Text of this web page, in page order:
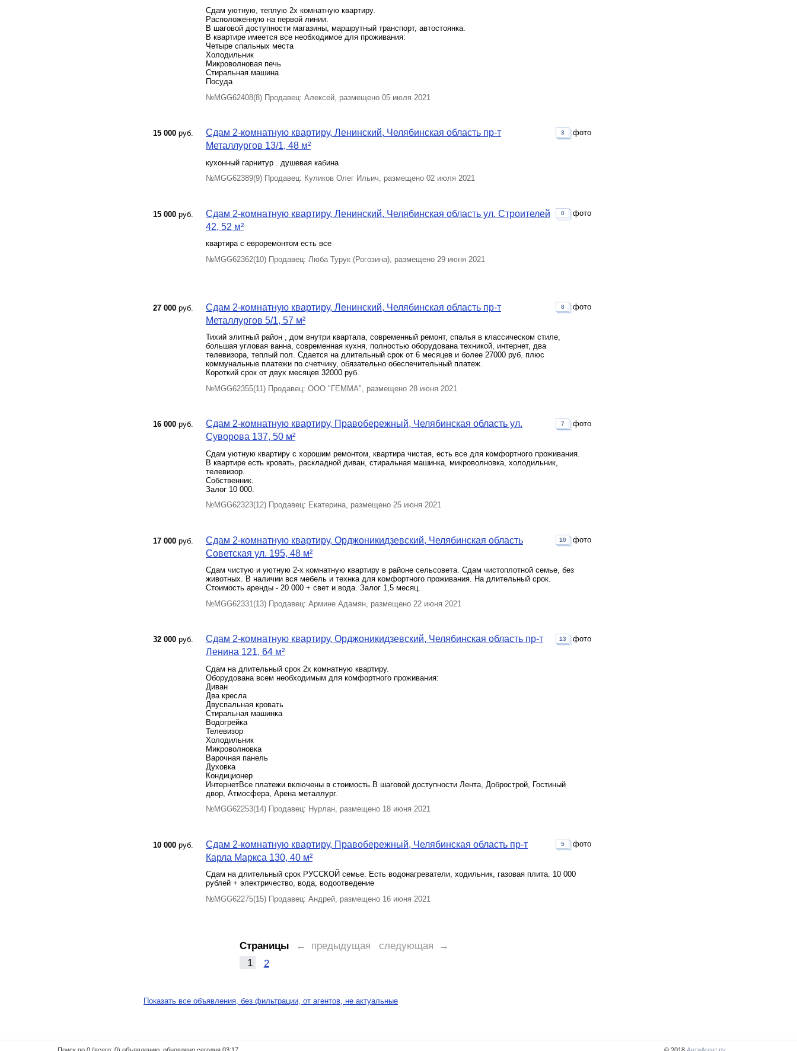
Сдам уютную, теплую 2х комнатную квартиру.
Расположенную на первой линии.
В шаговой доступности магазины, маршрутный транспорт, автостоянка.
В квартире имеется все необходимое для проживания:
Четыре спальных места
Холодильник
Микроволновая печь
Стиральная машина
Посуда
№MGG62408(8) Продавец: Алексей, размещено 05 июля 2021
15 000 руб.
Сдам 2-комнатную квартиру, Ленинский, Челябинская область пр-т
Металлургов 13/1, 48 м²
кухонный гарнитур . душевая кабина
3 фото
№MGG62389(9) Продавец: Куликов Олег Ильич, размещено 02 июля 2021
15 000 руб.
Сдам 2-комнатную квартиру, Ленинский, Челябинская область ул. Строителей
42, 52 м²
квартира с евроремонтом есть все
0 фото
№MGG62362(10) Продавец: Люба Турук (Рогозина), размещено 29 июня 2021
27 000 руб.
Сдам 2-комнатную квартиру, Ленинский, Челябинская область пр-т
Металлургов 5/1, 57 м²
Тихий элитный район , дом внутри квартала, современный ремонт, спалья в классическом стиле,
большая угловая ванна, современная кухня, полностью оборудована техникой, интернет, два
телевизора, теплый пол. Сдается на длительный срок от 6 месяцев и более 27000 руб. плюс
коммунальные платежи по счетчику, обязательно обеспечительный платеж.
Короткий срок от двух месяцев 32000 руб.
8 фото
№MGG62355(11) Продавец: ООО "ГЕММА", размещено 28 июня 2021
16 000 руб.
Сдам 2-комнатную квартиру, Правобережный, Челябинская область ул.
Суворова 137, 50 м²
Сдам уютную квартиру с хорошим ремонтом, квартира чистая, есть все для комфортного проживания.
В квартире есть кровать, раскладной диван, стиральная машинка, микроволновка, холодильник,
телевизор.
Собственник.
Залог 10 000.
7 фото
№MGG62323(12) Продавец: Екатерина, размещено 25 июня 2021
17 000 руб.
Сдам 2-комнатную квартиру, Орджоникидзевский, Челябинская область
Советская ул. 195, 48 м²
Сдам чистую и уютную 2-х комнатную квартиру в районе сельсовета. Сдам чистоплотной семье, без
животных. В наличии вся мебель и технка для комфортного проживания. На длительный срок.
Стоимость аренды - 20 000 + свет и вода. Залог 1,5 месяц.
10 фото
№MGG62331(13) Продавец: Армине Адамян, размещено 22 июня 2021
32 000 руб.
Сдам 2-комнатную квартиру, Орджоникидзевский, Челябинская область пр-т
Ленина 121, 64 м²
Сдам на длительный срок 2х комнатную квартиру.
Оборудована всем необходимым для комфортного проживания:
Диван
Два кресла
Двуспальная кровать
Стиральная машинка
Водогрейка
Телевизор
Холодильник
Микроволновка
Варочная панель
Духовка
Кондиционер
ИнтернетВсе платежи включены в стоимость.В шаговой доступности Лента, Добрострой, Гостиный
двор, Атмосфера, Арена металлург.
13 фото
№MGG62253(14) Продавец: Нурлан, размещено 18 июня 2021
10 000 руб.
Сдам 2-комнатную квартиру, Правобережный, Челябинская область пр-т
Карла Маркса 130, 40 м²
Сдам на длительный срок РУССКОЙ семье. Есть водонагреватели, ходильник, газовая плита. 10 000
рублей + электричество, вода, водоотведение
5 фото
№MGG62275(15) Продавец: Андрей, размещено 16 июня 2021
Страницы ← предыдущая
следующая →
1
2
Показать все объявления, без фильтрации, от агентов, не актуальные